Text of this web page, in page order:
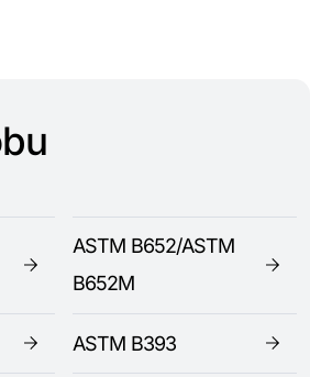
ASTM B652/ASTM
B652M
ASTM B393